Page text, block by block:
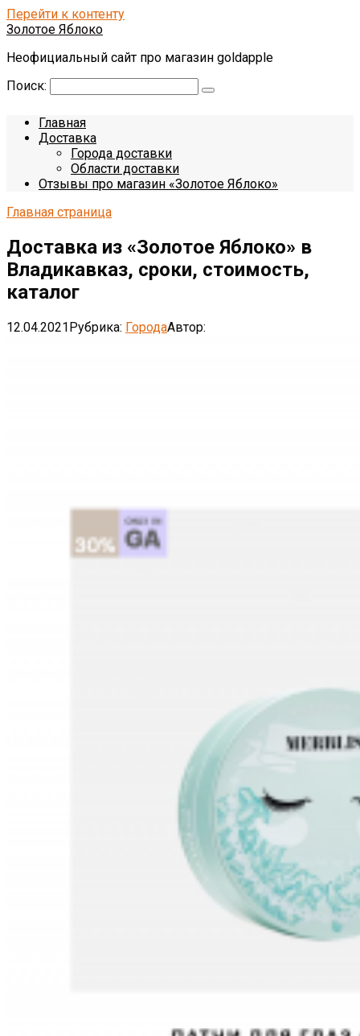
Перейти к контенту
Золотое Яблоко
Неофициальный сайт про магазин goldapple
Поиск:
Главная
Доставка
Города доставки
Области доставки
Отзывы про магазин «Золотое Яблоко»
Главная страница
Доставка из «Золотое Яблоко» в
Владикавказ, сроки, стоимость,
каталог
12.04.2021Рубрика: ГородаАвтор: